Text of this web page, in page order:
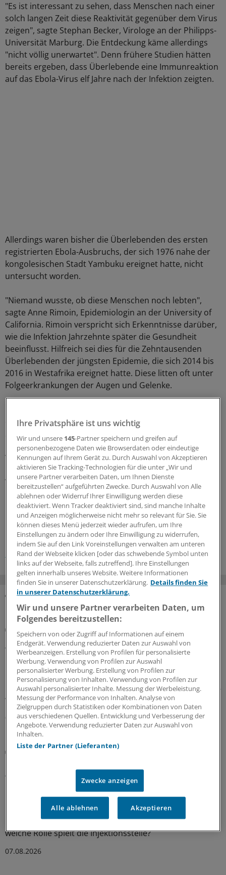
"Es ist interessant zu sehen, dass Menschen nach einer
solch langen Zeit diese Reaktivität gegenüber dem Virus
zeigen", sagte Stephan Becker, Virologe an der Philipps-
Universität Marburg. Die Entdeckung käme allerdings
"nicht völlig unerwartet". Denn frühere Studien hätten
bereits ergeben, dass Überlebende eine Immunreaktion
auf das Ebola-Virus elf Jahre nach der Infektion zeigten.
Allerdings waren bisher die Überlebenden des ersten
registrierten Ebola-Ausbruchs, der sich 1976 nahe der
kongolesischen Stadt Yambuku ereignet hatte, nicht
untersucht worden.
"Niemand wusste, ob diese Menschen noch lebten",
sagte Anne Rimoin, Epidemiologin an der University of
California. Rimoin verspricht sich Erkenntnisse darüber,
wie die Infektion Jahrzehnte später die Gesundheit
beeinflusst. Hilfreich sei dies für die Zehntausenden
Überlebenden der jüngsten Epidemie, die sich 2014 bis
2016 in Westafrika ereignet hatte. Diese litten oft unter
Folgeerkrankungen der Augen und Gelenke.
den mutmaßlichen Erstausbruch überlebt hatten, in die
Studie einzubeziehen. Im Labor waren Immunzellen von
Überlebenden in der Lage, andere Zellen vor dem Ebola-
Virus zu schützen. Dies deutet darauf hin, dass diese
Personen auch 40 Jahre nach der Infektion vor dem
Virus geschützt sind.(eb)
0
Schlagworte:
Infektionen
MEHR ZUM THEMA
Pilzkeratitis: CRISPR-Test hilft bei unklaren
Verdachtsfällen
Bei Abstrich- und Kultur-negativer Pilzkeratitis kann ein
molekularer Test rasch und relativ zuverlässig die
Diagnose sichern – vor allem dort, wo keine konfokale In-
vivo-Mikroskopie verfügbar ist.
07.08.2026
Sie fragen – Experten antworten
Abstandsregeln eingehalten werden?
Bei der Hotline Impfen werden Ihre Impf-Fragen aus der
Praxis evidenzbasiert und fachkundig beantwortet.
Diesmal geht es um mögliche Zeitabstände für
Impfungen bei Kindern vor einer Reise nach Asien. Und
welche Rolle spielt die Injektionsstelle?
07.08.2026
Ihre Privatsphäre ist uns wichtig
Wir und unsere 145-Partner speichern und greifen auf
personenbezogene Daten wie Browserdaten oder eindeutige
Kennungen auf Ihrem Gerät zu. Durch Auswahl von Akzeptieren
aktivieren Sie Tracking-Technologien für die unter „Wir und
unsere Partner verarbeiten Daten, um Ihnen Dienste
bereitzustellen“ aufgeführten Zwecke. Durch Auswahl von Alle
ablehnen oder Widerruf Ihrer Einwilligung werden diese
deaktiviert. Wenn Tracker deaktiviert sind, sind manche Inhalte
und Anzeigen möglicherweise nicht mehr so relevant für Sie. Sie
können dieses Menü jederzeit wieder aufrufen, um Ihre
Einstellungen zu ändern oder Ihre Einwilligung zu widerrufen,
indem Sie auf den Link Voreinstellungen verwalten am unteren
Rand der Webseite klicken [oder das schwebende Symbol unten
links auf der Webseite, falls zutreffend]. Ihre Einstellungen
gelten innerhalb unseres Website. Weitere Informationen
finden Sie in unserer Datenschutzerklärung. Details finden Sie
in unserer Datenschutzerklärung.
Wir und unsere Partner verarbeiten Daten, um
Folgendes bereitzustellen:
Speichern von oder Zugriff auf Informationen auf einem
Endgerät. Verwendung reduzierter Daten zur Auswahl von
Werbeanzeigen. Erstellung von Profilen für personalisierte
Werbung. Verwendung von Profilen zur Auswahl
personalisierter Werbung. Erstellung von Profilen zur
Personalisierung von Inhalten. Verwendung von Profilen zur
Auswahl personalisierter Inhalte. Messung der Werbeleistung.
Messung der Performance von Inhalten. Analyse von
Zielgruppen durch Statistiken oder Kombinationen von Daten
aus verschiedenen Quellen. Entwicklung und Verbesserung der
Angebote. Verwendung reduzierter Daten zur Auswahl von
Inhalten.
Liste der Partner (Lieferanten)
Zwecke anzeigen
Alle ablehnen Akzeptieren